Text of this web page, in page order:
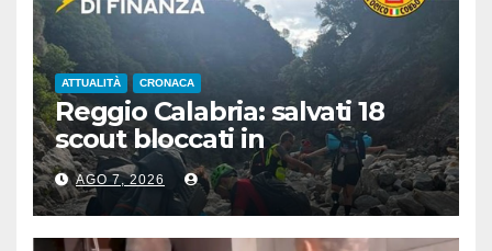
ATTUALITÀ CRONACA
Reggio Calabria: salvati 18
scout bloccati in
Aspromonte, 2 recuperati in
elicottero
AGO 7, 2026